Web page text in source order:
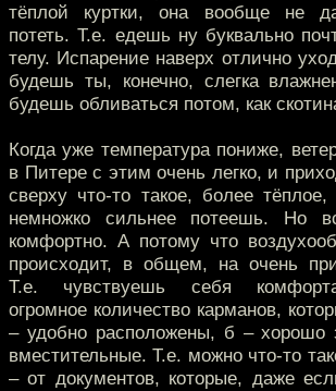
тёплой куртки, она вообще не
потеть. Т.е. едешь ну буквально
телу. Испарение наверх отлично
будешь ты, конечно, слегка
будешь обливаться потом, как
Когда уже температура пониже,
в Питере с этим очень легко, и
сверху что-то такое, более тёплое,
немножко сильнее потеешь. Но
комфортно. А потому что
происходит, в общем, на очень
Т.е. чувствуешь себя
огромное количество карманов,
– удобно расположены, б – хорошо
вместительные. Т.е. можно что-то
– от документов, которые, даже